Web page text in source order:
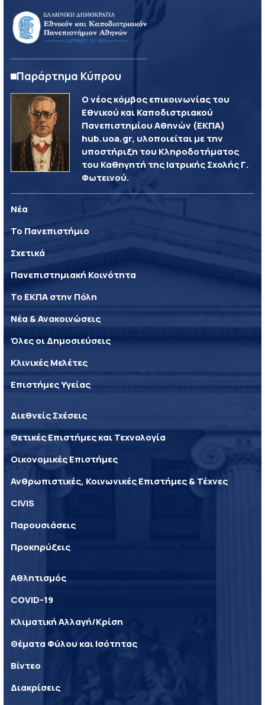
Παράρτημα Κύπρου
Ο νέος κόμβος επικοινωνίας του
Εθνικού και Καποδιστριακού
Πανεπιστημίου Αθηνών (ΕΚΠΑ)
hub.uoa.gr, υλοποιείται με την
υποστήριξη του Κληροδοτήματος
του Καθηγητή της Ιατρικής Σχολής Γ.
Φωτεινού.
Νέα
Το Πανεπιστήμιο
Σχετικά
Πανεπιστημιακή Κοινότητα
Το ΕΚΠΑ στην Πόλη
Νέα & Ανακοινώσεις
Όλες οι Δημοσιεύσεις
Κλινικές Μελέτες
Επιστήμες Υγείας
Διεθνείς Σχέσεις
Θετικές Επιστήμες και Τεχνολογία
Οικονομικές Επιστήμες
Ανθρωπιστικές, Κοινωνικές Επιστήμες & Τέχνες
CIVIS
Παρουσιάσεις
Προκηρύξεις
Αθλητισμός
COVID-19
Κλιματική Αλλαγή/Κρίση
Θέματα Φύλου και Ισότητας
Βίντεο
Διακρίσεις